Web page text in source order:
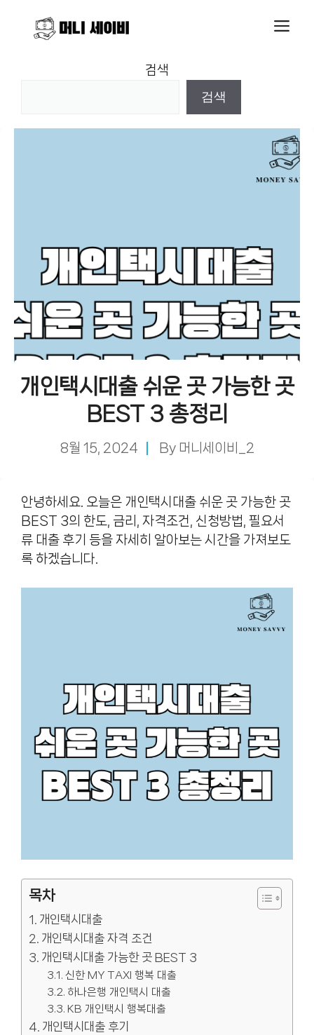
검색
검색
개인택시대출 쉬운 곳 가능한 곳
BEST 3 총정리
8월 15, 2024 By 머니세이비_2
안녕하세요. 오늘은 개인택시대출 쉬운 곳 가능한 곳
BEST 3의 한도, 금리, 자격조건, 신청방법, 필요서
류 대출 후기 등을 자세히 알아보는 시간을 가져보도
록 하겠습니다.
목차
개인택시대출
개인택시대출 자격 조건
개인택시대출 가능한 곳 BEST 3
신한 MY TAXI 행복 대출
하나은행 개인택시 대출
KB 개인택시 행복대출
개인택시대출 후기